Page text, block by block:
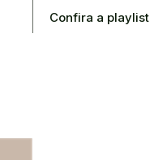
Confira a playlist